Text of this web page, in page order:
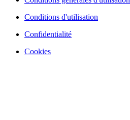
Conditions d'utilisation
Confidentialité
Cookies